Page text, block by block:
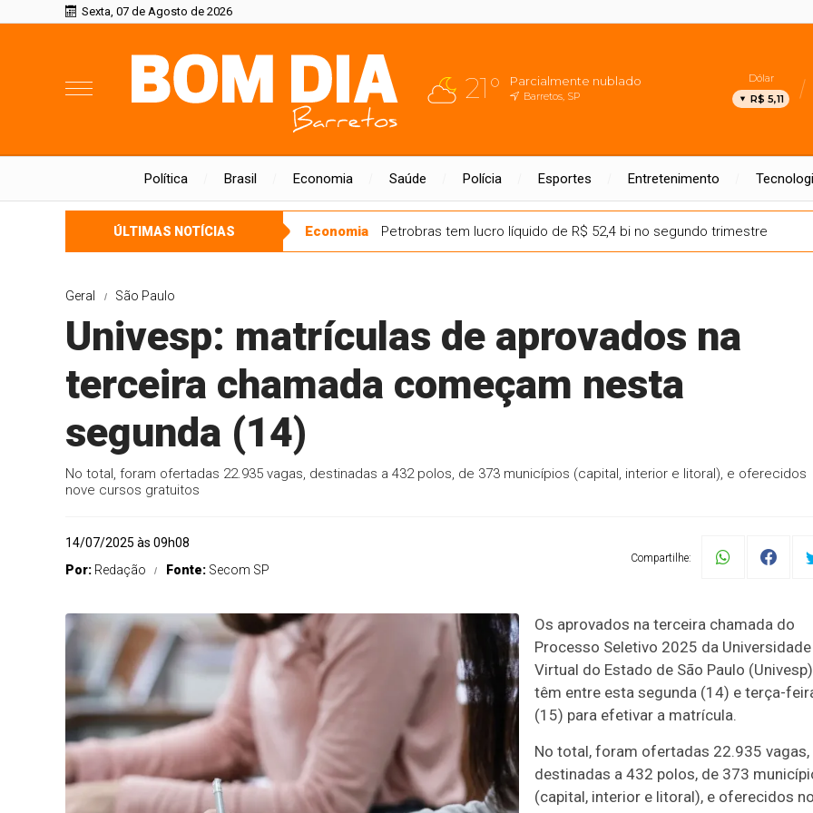
Sexta, 07 de Agosto de 2026
21° Parcialmente nublado
Barretos, SP
Dólar
R$ 5,11
Política Brasil Economia Saúde Polícia Esportes Entretenimento
ÚLTIMAS NOTÍCIAS Economia Petrobras tem lucro líquido de R$ 52,4 bi no segundo trimestre
Geral São Paulo
Univesp: matrículas de aprovados na
terceira chamada começam nesta
segunda (14)
No total, foram ofertadas 22.935 vagas, destinadas a 432 polos, de 373 municípios (capital, interior e litoral), e oferecidos
nove cursos gratuitos
14/07/2025 às 09h08
Por: Redação Fonte: Secom SP
Compartilhe:
Os aprovados na terceira chamada do
Processo Seletivo 2025 da Universidade
Virtual do Estado de São Paulo (Univesp)
têm entre esta segunda (14) e terça-
(15) para efetivar a matrícula.
No total, foram ofertadas 22.935 vagas,
destinadas a 432 polos, de 373
(capital, interior e litoral), e oferecidos